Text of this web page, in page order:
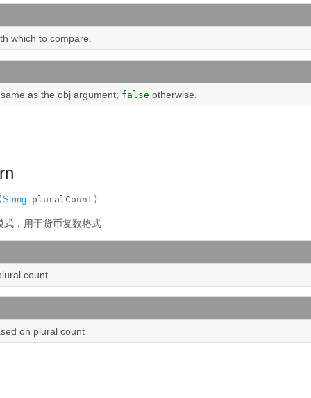
which to compare.
as the obj argument; false otherwise.
String pluralCount)
式，用于货币复数格式
count
on plural count